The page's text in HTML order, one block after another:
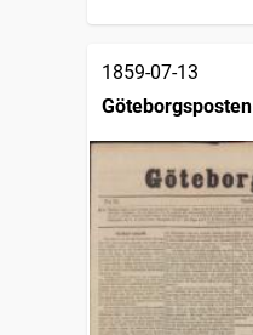
1859-07-13
Göteborgsposten